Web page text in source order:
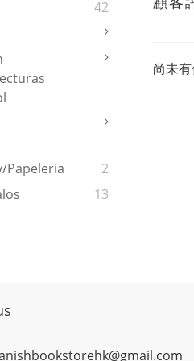
42
Papeleria
2
13
尚未